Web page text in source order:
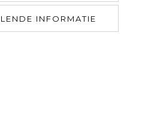
INFORMATIE